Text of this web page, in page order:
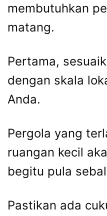
membutuhkan
matang.
Pertama,
dengan skala
Anda.
Pergola yang
ruangan kecil
begitu pula
Pastikan ada